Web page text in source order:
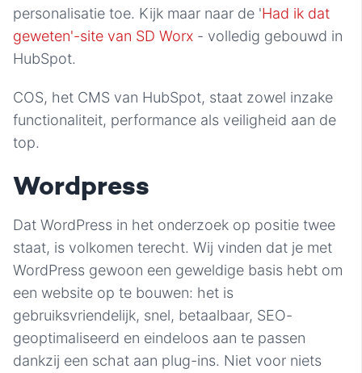
personalisatie toe. Kijk maar naar de 'Had ik dat
geweten'-site van SD Worx - volledig gebouwd in
HubSpot.
COS, het CMS van HubSpot, staat zowel inzake
functionaliteit, performance als veiligheid aan de
top.
Wordpress
Dat WordPress in het onderzoek op positie twee
staat, is volkomen terecht. Wij vinden dat je met
WordPress gewoon een geweldige basis hebt om
een website op te bouwen: het is
gebruiksvriendelijk, snel, betaalbaar, SEO-
geoptimaliseerd en eindeloos aan te passen
dankzij een schat aan plug-ins. Niet voor niets